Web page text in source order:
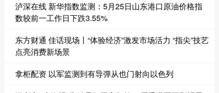
泸深在线 新华指数监测：5月25日山东港口原油价格指
数较前一工作日下跌3.55%
东方财通 佳话现场丨“体验经济”激发市场活力 “指尖”技艺
点亮消费新场景
拿柜配资 以军监测到有导弹从也门射向以色列